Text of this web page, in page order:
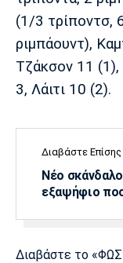
(1/3 τρίποντσ,
ριμπάουντ),
Τζάκσον 11
3, Λάιτι 10 (2).
Διαβάστε Επίσης
Νέο
εξαψήφιο
Διαβάστε το